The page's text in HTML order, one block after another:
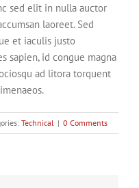
sed elit in nulla auctor
laoreet. Sed
et iaculis justo
sapien, id congue magna
ad litora torquent
Technical | 0 Comments